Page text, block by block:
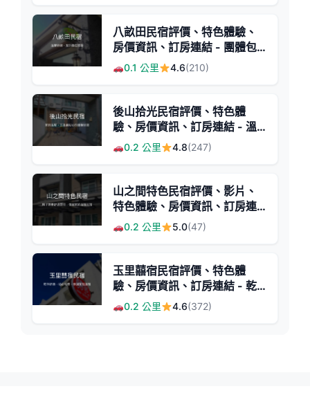
八畝田民宿評價、特色體驗、
房價資訊、訂房連結 - 團體包
棟與寵物友善住宿
0.1 公里 4.6(210)
後山拾光民宿評價、特色體
驗、房價資訊、訂房連結 - 溫
馨舒適的家的感覺
0.2 公里 4.8(247)
山之間特色民宿評價、影片、
特色體驗、房價資訊、訂房連
結 - 親子友善與舒適住宿
0.2 公里 5.0(47)
玉里囍宿民宿評價、特色體
驗、房價資訊、訂房連結 - 乾
淨舒適與貼心服務
0.2 公里 4.6(372)